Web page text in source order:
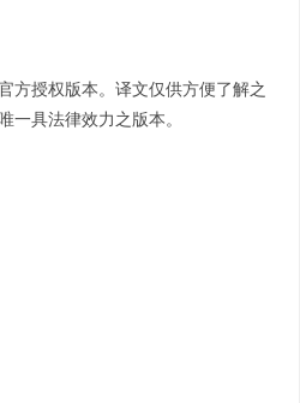
方授权版本。译文仅供方便了解之
一具法律效力之版本。